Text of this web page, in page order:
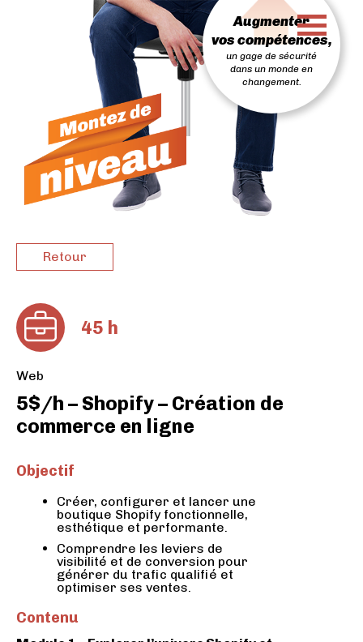
Augmenter
vos compétences,
un gage de sécurité
dans un monde en
changement.
Retour
45 h
Web
5$/h – Shopify – Création de
commerce en ligne
Objectif
Créer, configurer et lancer une
boutique Shopify fonctionnelle,
esthétique et performante.
Comprendre les leviers de
visibilité et de conversion pour
générer du trafic qualifié et
optimiser ses ventes.
Contenu